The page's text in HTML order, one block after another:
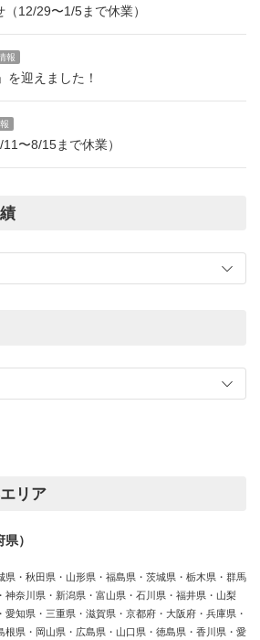
12/29〜1/5まで休業）
報
を迎えました！
〜8/15まで休業）
リア
）
県・秋田県・山形県・福島県・茨城県・栃木県・群馬
神奈川県・新潟県・富山県・石川県・福井県・山梨
知県・三重県・滋賀県・京都府・大阪府・兵庫県・
根県・岡山県・広島県・山口県・徳島県・香川県・愛